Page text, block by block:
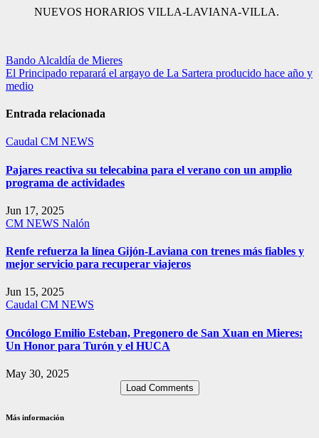
NUEVOS HORARIOS VILLA-LAVIANA-VILLA.
Navegación
de
Bando Alcaldía de Mieres
El Principado reparará el argayo de La Sartera producido hace año y
medio
Entrada relacionada
Caudal CM NEWS
Pajares reactiva su telecabina para el verano con un amplio
programa de actividades
Jun 17, 2025
CM NEWS Nalón
Renfe refuerza la línea Gijón-Laviana con trenes más fiables y
mejor servicio para recuperar viajeros
Jun 15, 2025
Caudal CM NEWS
Oncólogo Emilio Esteban, Pregonero de San Xuan en Mieres:
Un Honor para Turón y el HUCA
May 30, 2025
Load Comments
Más información